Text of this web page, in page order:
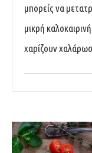
μπορείς να
μικρή
χαρίζουν